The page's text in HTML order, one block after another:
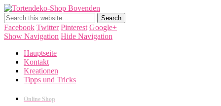
Tortendekorationen, Cake Pops, Macarons, Back-Workshops
Facebook Twitter Pinterest Google+
Show Navigation Hide Navigation
Hauptseite
Kontakt
Kreationen
Tipps und Tricks
Online Shop